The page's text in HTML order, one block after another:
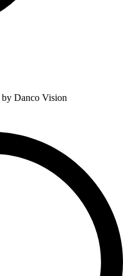
by Danco Vision